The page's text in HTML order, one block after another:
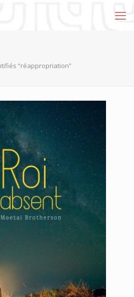
“réappropriation”